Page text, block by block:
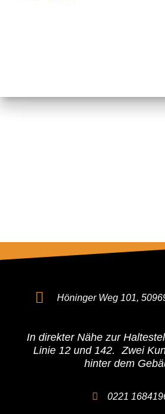
Höninger Weg 101,
In direkter Nähe zur
Linie 12 und 142. Zwei
hinter dem
0221